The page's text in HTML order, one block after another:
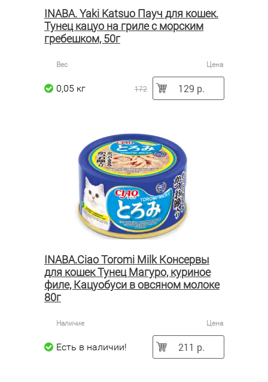
INABA. Yaki Katsuo Пауч для кошек.
Тунец кацуо на гриле с морским
гребешком, 50г
Вес Цена
0,05 кг 172 129 р.
INABA.Ciao Toromi Milk Консервы
для кошек Тунец Магуро, куриное
филе, Кацуобуси в овсяном молоке
80г
Наличие Цена
Есть в наличии! 211 р.